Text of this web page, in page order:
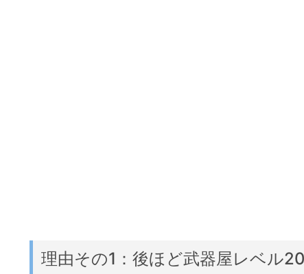
理由その1：後ほど武器屋レベル